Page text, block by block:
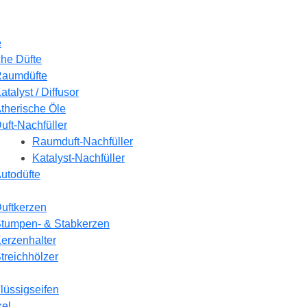
Düfte
/ Diffusor
Öle
Nachfüller
Raumduft-Nachfüller
Katalyst-Nachfüller
& Stabkerzen